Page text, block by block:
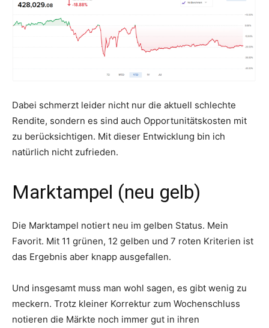
Dabei schmerzt leider nicht nur die aktuell schlechte
Rendite, sondern es sind auch Opportunitätskosten mit
zu berücksichtigen. Mit dieser Entwicklung bin ich
natürlich nicht zufrieden.
Marktampel (neu gelb)
Die Marktampel notiert neu im gelben Status. Mein
Favorit. Mit 11 grünen, 12 gelben und 7 roten Kriterien ist
das Ergebnis aber knapp ausgefallen.
Und insgesamt muss man wohl sagen, es gibt wenig zu
meckern. Trotz kleiner Korrektur zum Wochenschluss
notieren die Märkte noch immer gut in ihren